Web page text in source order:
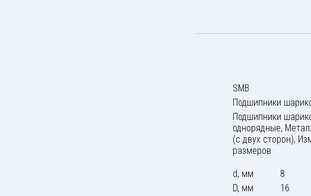
SMB
Подшипники
Подшипники
однорядные,
(с двух сторон),
размеров
d, мм
8
D, мм
16